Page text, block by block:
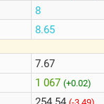
8
8.65
7.67
1 067 (+0.02)